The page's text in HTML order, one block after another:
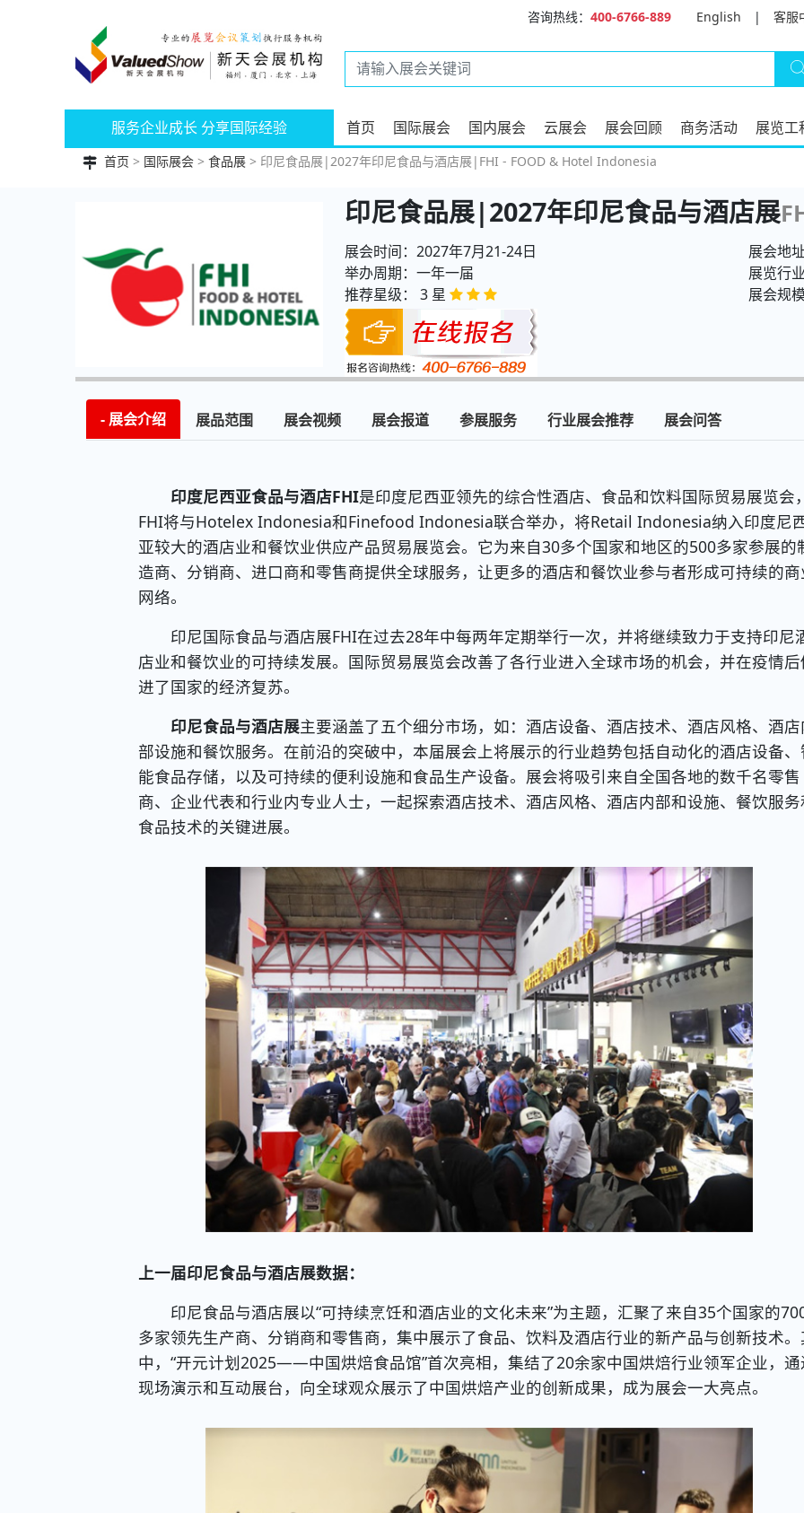
咨询热线： 400-6766-889 English | 客服
服务企业成长 分享国际经验 首页 国际展会 国内展会 云展会 展会回顾 商务活动 展览工
首页 > 国际展会 > 食品展 > 印尼食品展|2027年印尼食品与酒店展|FHI - FOOD & Hotel Indonesia
印尼食品展|2027年印尼食品与酒店展
展会时间：2027年7月21-24日
展会地
举办周期：一年一届
展览行业
推荐星级： 3 星
展会规
展会介绍 展品范围 展会视频 展会报道 参展服务 行业展会推荐 展会问答
印度尼西亚食品与酒店FHI是印度尼西亚领先的综合性酒店、食品和饮料国际贸易展览会，
FHI将与Hotelex Indonesia和Finefood Indonesia联合举办，将Retail Indonesia纳入印度尼
亚较大的酒店业和餐饮业供应产品贸易展览会。它为来自30多个国家和地区的500多家参展的
造商、分销商、进口商和零售商提供全球服务，让更多的酒店和餐饮业参与者形成可持续的商
网络。
印尼国际食品与酒店展FHI在过去28年中每两年定期举行一次，并将继续致力于支持印尼
店业和餐饮业的可持续发展。国际贸易展览会改善了各行业进入全球市场的机会，并在疫情后
进了国家的经济复苏。
印尼食品与酒店展主要涵盖了五个细分市场，如：酒店设备、酒店技术、酒店风格、酒店
部设施和餐饮服务。在前沿的突破中，本届展会上将展示的行业趋势包括自动化的酒店设备、
能食品存储，以及可持续的便利设施和食品生产设备。展会将吸引来自全国各地的数千名零售
商、企业代表和行业内专业人士，一起探索酒店技术、酒店风格、酒店内部和设施、餐饮服务
食品技术的关键进展。
上一届印尼食品与酒店展数据：
印尼食品与酒店展以“可持续烹饪和酒店业的文化未来”为主题，汇聚了来自35个国家的
多家领先生产商、分销商和零售商，集中展示了食品、饮料及酒店行业的新产品与创新技术。
中，“开元计划2025——中国烘焙食品馆”首次亮相，集结了20余家中国烘焙行业领军企业，通
现场演示和互动展台，向全球观众展示了中国烘焙产业的创新成果，成为展会一大亮点。